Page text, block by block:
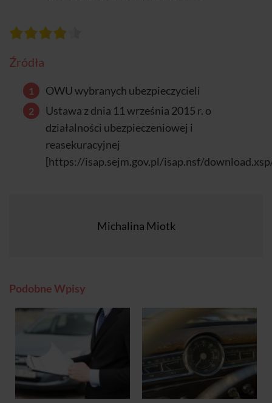
Źródła
OWU wybranych ubezpieczycieli
Ustawa z dnia 11 września 2015 r. o
działalności ubezpieczeniowej i
reasekuracyjnej
[https://isap.sejm.gov.pl/isap.nsf/
Michalina Miotk
Podobne Wpisy